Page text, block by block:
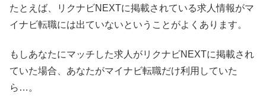
たとえば、リクナビNEXTに掲載されている求人情報がマ
イナビ転職には出ていないということがよくあります。
もしあなたにマッチした求人がリクナビNEXTに掲載され
ていた場合、あなたがマイナビ転職だけ利用していた
ら…。